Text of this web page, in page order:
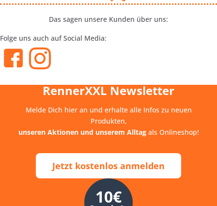
Das sagen unsere Kunden über uns:
Folge uns auch auf Social Media:
RennerXXL Newsletter
Melde Dich hier an und erhalte alle Infos zu neuen
Produkten,
unseren Aktionen und unserem Alltagals Onlineshop!
Jetzt kostenlos anmelden
10€